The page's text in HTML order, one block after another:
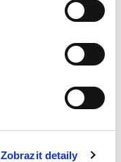
Zobrazit detaily